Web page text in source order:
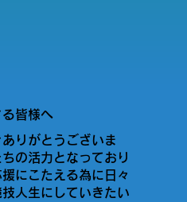
皆様へ
りがとうございま
の活力となっており
にこたえる為に日々
人生にしていきたい